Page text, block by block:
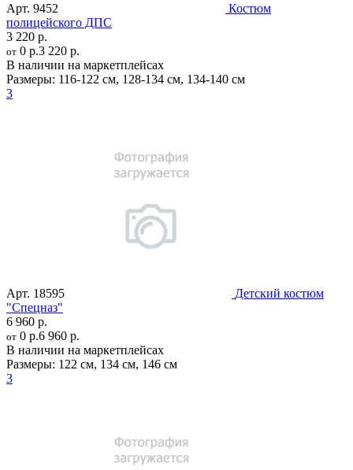
Арт. 9452
Костюм
полицейского ДПС
3 220 р.
от 0 р.3 220 р.
В наличии на маркетплейсах
Размеры: 116-122 см, 128-134 см, 134-140 см
3
Арт. 18595
Детский костюм
"Спецназ"
6 960 р.
от 0 р.6 960 р.
В наличии на маркетплейсах
Размеры: 122 см, 134 см, 146 см
3